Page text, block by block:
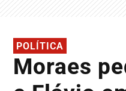
POLÍTICA
Moraes